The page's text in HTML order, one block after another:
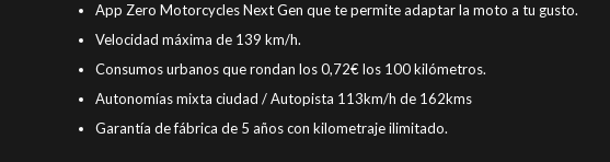
App Zero Motorcycles Next Gen que te permite adaptar la moto a tu gusto.
Velocidad máxima de 139 km/h.
Consumos urbanos que rondan los 0,72€ los 100 kilómetros.
Autonomías mixta ciudad / Autopista 113km/h de 162kms
Garantía de fábrica de 5 años con kilometraje ilimitado.